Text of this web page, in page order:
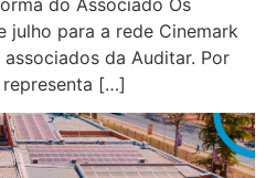
julho para a rede Cinemark
da Auditar. Por
representa […]